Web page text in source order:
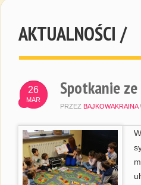
AKTUALNOŚCI /
26
MAR
Spotkanie
PRZEZ BAJKOWAKRAINA